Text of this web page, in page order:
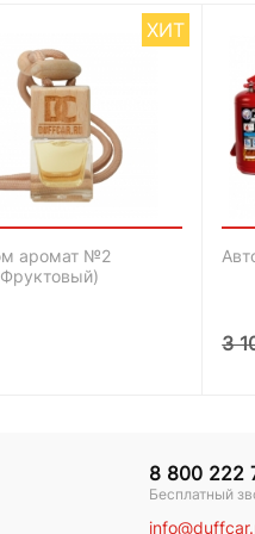
ХИТ
аромат №2
3
8 800 222
Бесплатный